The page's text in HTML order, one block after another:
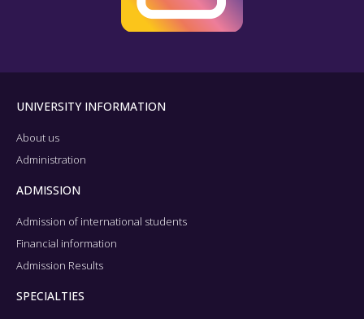
UNIVERSITY INFORMATION
About us
Administration
ADMISSION
Admission of international students
Financial information
Admission Results
SPECIALTIES